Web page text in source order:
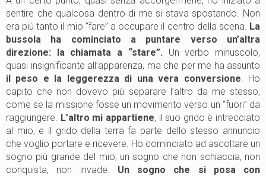
sentire che qualcosa dentro di me si stava spostando. Non
era più tanto il mio “fare” a occupare il centro della scena. La
bussola ha cominciato a puntare verso un’altra
direzione: la chiamata a “stare”. Un verbo minuscolo,
quasi insignificante all’apparenza, ma che per me ha assunto
il peso e la leggerezza di una vera conversione . Ho
capito che non dovevo più separare l’altro da me stesso,
come se la missione fosse un movimento verso un “fuori” da
raggiungere. L’altro mi appartiene, il suo grido è intrecciato
al mio, e il grido della terra fa parte dello stesso annuncio
che voglio portare e ricevere. Ho cominciato ad ascoltare un
sogno più grande del mio, un sogno che non schiaccia, non
conquista, non invade. Un sogno che si posa con